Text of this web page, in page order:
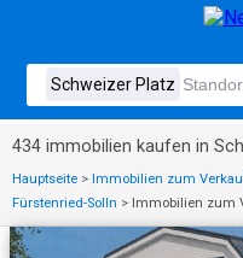
434 immobilien kaufen in
Hauptseite > Immobilien zum
Fürstenried-Solln > Immobilien zum